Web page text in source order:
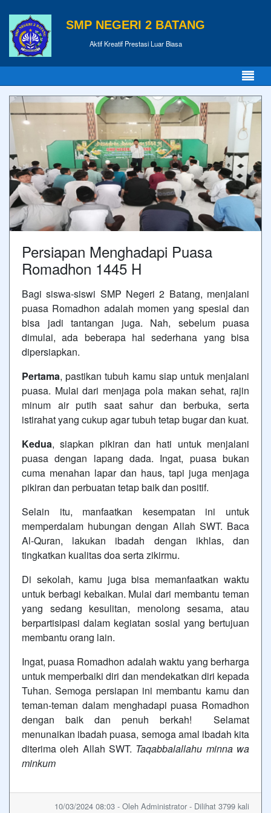
SMP NEGERI 2 BATANG
Aktif Kreatif Prestasi Luar Biasa
Persiapan Menghadapi Puasa
Romadhon 1445 H
Bagi siswa-siswi SMP Negeri 2 Batang, menjalani
puasa Romadhon adalah momen yang spesial dan
bisa jadi tantangan juga. Nah, sebelum puasa
dimulai, ada beberapa hal sederhana yang bisa
dipersiapkan.
Pertama, pastikan tubuh kamu siap untuk menjalani
puasa. Mulai dari menjaga pola makan sehat, rajin
minum air putih saat sahur dan berbuka, serta
istirahat yang cukup agar tubuh tetap bugar dan kuat.
Kedua, siapkan pikiran dan hati untuk menjalani
puasa dengan lapang dada. Ingat, puasa bukan
cuma menahan lapar dan haus, tapi juga menjaga
pikiran dan perbuatan tetap baik dan positif.
Selain itu, manfaatkan kesempatan ini untuk
memperdalam hubungan dengan Allah SWT. Baca
Al-Quran, lakukan ibadah dengan ikhlas, dan
tingkatkan kualitas doa serta zikirmu.
Di sekolah, kamu juga bisa memanfaatkan waktu
untuk berbagi kebaikan. Mulai dari membantu teman
yang sedang kesulitan, menolong sesama, atau
berpartisipasi dalam kegiatan sosial yang bertujuan
membantu orang lain.
Ingat, puasa Romadhon adalah waktu yang berharga
untuk memperbaiki diri dan mendekatkan diri kepada
Tuhan. Semoga persiapan ini membantu kamu dan
teman-teman dalam menghadapi puasa Romadhon
dengan baik dan penuh berkah! Selamat
menunaikan ibadah puasa, semoga amal ibadah kita
diterima oleh Allah SWT. Taqabbalallahu minna wa
minkum
10/03/2024 08:03 - Oleh Administrator - Dilihat 3799 kali